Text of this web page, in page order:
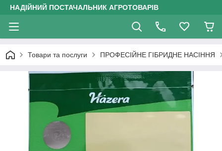
НАДІЙНИЙ ПОСТАЧАЛЬНИК АГРОТОВАРІВ
Товари та послуги ПРОФЕСІЙНЕ ГІБРИДНЕ НАСІННЯ